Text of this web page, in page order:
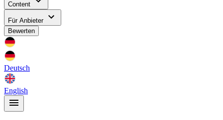
Content
Für Anbieter
Bewerten
Deutsch
English